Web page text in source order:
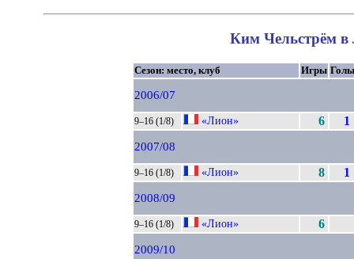
Ким Чельстрём в
Сезон: место, клуб Игры Голы
2006/07
9–16 (1/8) «Лион» 6 1
2007/08
9–16 (1/8) «Лион» 8 1
2008/09
9–16 (1/8) «Лион» 6
2009/10